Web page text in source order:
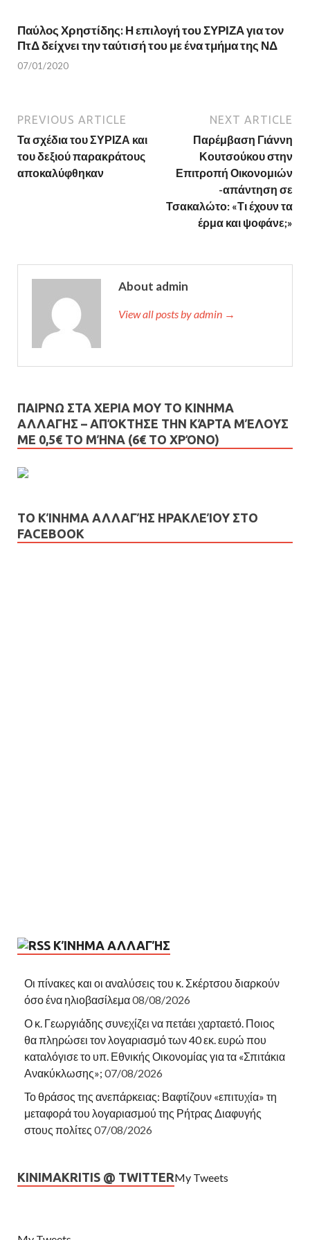
Παύλος Χρηστίδης: Η επιλογή του ΣΥΡΙΖΑ για τον
ΠτΔ δείχνει την ταύτισή του με ένα τμήμα της ΝΔ
07/01/2020
PREVIOUS ARTICLE
Τα σχέδια του ΣΥΡΙΖΑ και
του δεξιού παρακράτους
αποκαλύφθηκαν
NEXT ARTICLE
Παρέμβαση Γιάννη
Κουτσούκου στην
Επιτροπή Οικονομιών
-απάντηση σε
Τσακαλώτο: «Τι έχουν τα
έρμα και ψοφάνε;»
About admin
View all posts by admin →
ΠΑΙΡΝΩ ΣΤΑ ΧΕΡΙΑ ΜΟΥ ΤΟ ΚΙΝΗΜΑ
ΑΛΛΑΓΗΣ – AΠΌΚΤΗΣΕ ΤΗΝ ΚΆΡΤΑ ΜΈΛΟΥΣ
ΜΕ 0,5€ ΤΟ ΜΉΝΑ (6€ ΤΟ ΧΡΌΝΟ)
ΤΟ ΚΊΝΗΜΑ ΑΛΛΑΓΉΣ ΗΡΑΚΛΕΊΟΥ ΣΤΟ
FACEBOOK
ΚΊΝΗΜΑ ΑΛΛΑΓΉΣ
Οι πίνακες και οι αναλύσεις του κ. Σκέρτσου διαρκούν
όσο ένα ηλιοβασίλεμα08/08/2026
Ο κ. Γεωργιάδης συνεχίζει να πετάει χαρταετό. Ποιος
θα πληρώσει τον λογαριασμό των 40 εκ. ευρώ που
καταλόγισε το υπ. Εθνικής Οικονομίας για τα «Σπιτάκια
Ανακύκλωσης»; 07/08/2026
Το θράσος της ανεπάρκειας: Βαφτίζουν «επιτυχία» τη
μεταφορά του λογαριασμού της Ρήτρας Διαφυγής
στους πολίτες 07/08/2026
KINIMAKRITIS @ TWITTERMy Tweets